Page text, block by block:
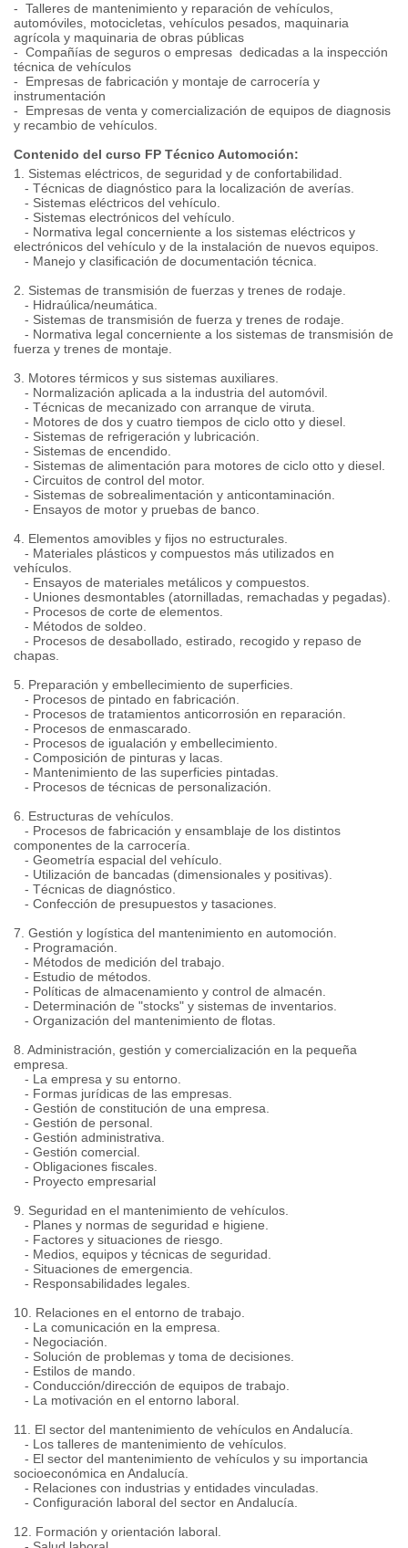
- Talleres de mantenimiento y reparación de vehículos,
automóviles, motocicletas, vehículos pesados, maquinaria
agrícola y maquinaria de obras públicas
- Compañías de seguros o empresas dedicadas a la inspección
técnica de vehículos
- Empresas de fabricación y montaje de carrocería y
instrumentación
- Empresas de venta y comercialización de equipos de diagnosis
y recambio de vehículos.
Contenido del curso FP Técnico Automoción:
1. Sistemas eléctricos, de seguridad y de confortabilidad.
- Técnicas de diagnóstico para la localización de averías.
- Sistemas eléctricos del vehículo.
- Sistemas electrónicos del vehículo.
- Normativa legal concerniente a los sistemas eléctricos y
electrónicos del vehículo y de la instalación de nuevos equipos.
- Manejo y clasificación de documentación técnica.
2. Sistemas de transmisión de fuerzas y trenes de rodaje.
- Hidraúlica/neumática.
- Sistemas de transmisión de fuerza y trenes de rodaje.
- Normativa legal concerniente a los sistemas de transmisión de
fuerza y trenes de montaje.
3. Motores térmicos y sus sistemas auxiliares.
- Normalización aplicada a la industria del automóvil.
- Técnicas de mecanizado con arranque de viruta.
- Motores de dos y cuatro tiempos de ciclo otto y diesel.
- Sistemas de refrigeración y lubricación.
- Sistemas de encendido.
- Sistemas de alimentación para motores de ciclo otto y diesel.
- Circuitos de control del motor.
- Sistemas de sobrealimentación y anticontaminación.
- Ensayos de motor y pruebas de banco.
4. Elementos amovibles y fijos no estructurales.
- Materiales plásticos y compuestos más utilizados en
vehículos.
- Ensayos de materiales metálicos y compuestos.
- Uniones desmontables (atornilladas, remachadas y pegadas).
- Procesos de corte de elementos.
- Métodos de soldeo.
- Procesos de desabollado, estirado, recogido y repaso de
chapas.
5. Preparación y embellecimiento de superficies.
- Procesos de pintado en fabricación.
- Procesos de tratamientos anticorrosión en reparación.
- Procesos de enmascarado.
- Procesos de igualación y embellecimiento.
- Composición de pinturas y lacas.
- Mantenimiento de las superficies pintadas.
- Procesos de técnicas de personalización.
6. Estructuras de vehículos.
- Procesos de fabricación y ensamblaje de los distintos
componentes de la carrocería.
- Geometría espacial del vehículo.
- Utilización de bancadas (dimensionales y positivas).
- Técnicas de diagnóstico.
- Confección de presupuestos y tasaciones.
7. Gestión y logística del mantenimiento en automoción.
- Programación.
- Métodos de medición del trabajo.
- Estudio de métodos.
- Políticas de almacenamiento y control de almacén.
- Determinación de "stocks" y sistemas de inventarios.
- Organización del mantenimiento de flotas.
8. Administración, gestión y comercialización en la pequeña
empresa.
- La empresa y su entorno.
- Formas jurídicas de las empresas.
- Gestión de constitución de una empresa.
- Gestión de personal.
- Gestión administrativa.
- Gestión comercial.
- Obligaciones fiscales.
- Proyecto empresarial
9. Seguridad en el mantenimiento de vehículos.
- Planes y normas de seguridad e higiene.
- Factores y situaciones de riesgo.
- Medios, equipos y técnicas de seguridad.
- Situaciones de emergencia.
- Responsabilidades legales.
10. Relaciones en el entorno de trabajo.
- La comunicación en la empresa.
- Negociación.
- Solución de problemas y toma de decisiones.
- Estilos de mando.
- Conducción/dirección de equipos de trabajo.
- La motivación en el entorno laboral.
11. El sector del mantenimiento de vehículos en Andalucía.
- Los talleres de mantenimiento de vehículos.
- El sector del mantenimiento de vehículos y su importancia
socioeconómica en Andalucía.
- Relaciones con industrias y entidades vinculadas.
- Configuración laboral del sector en Andalucía.
12. Formación y orientación laboral.